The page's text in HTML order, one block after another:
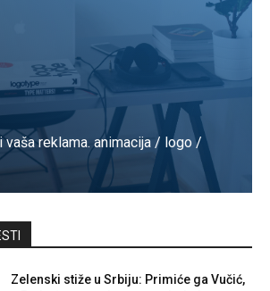
vaša reklama. animacija / logo /
Zelenski stiže u Srbiju: Primiće ga Vučić,